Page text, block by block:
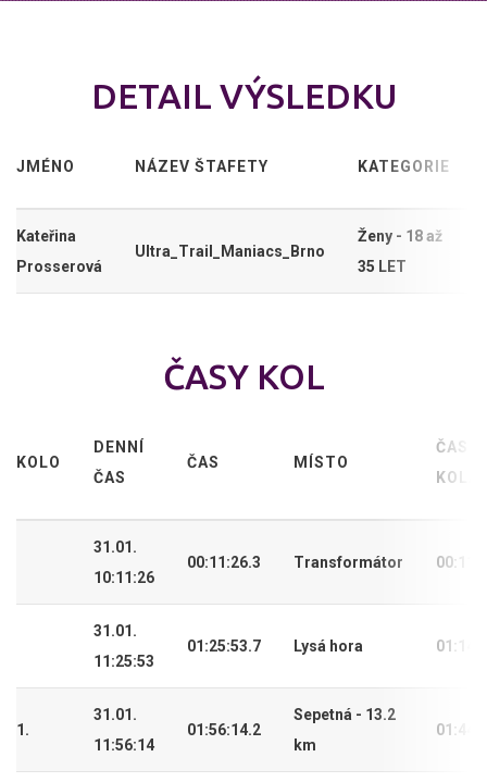
DETAIL VÝSLEDKU
JMÉNO NÁZEV ŠTAFETY KATEGORIE
Kateřina
Prosserová
Ultra_Trail_Maniacs_Brno
Ženy - 18 až
35 LET
ČASY KOL
KOLO
DENNÍ
ČAS
ČAS MÍSTO
ČAS
KOLA
31.01.
10:11:26
00:11:26.3 Transformátor
31.01.
11:25:53
01:25:53.7 Lysá hora
1.
31.01.
11:56:14
01:56:14.2
Sepetná - 13.2
km